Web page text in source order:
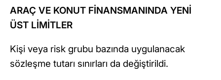
ARAÇ VE KONUT FİNANSMANINDA YENİ
ÜST LİMİTLER
Kişi veya risk grubu bazında uygulanacak
sözleşme tutarı sınırları da değiştirildi.